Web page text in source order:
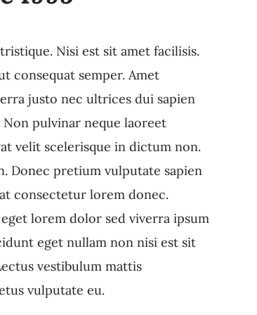
Nisi est sit amet facilisis.
consequat semper. Amet
justo nec ultrices dui sapien
pulvinar neque laoreet
velit scelerisque in dictum non.
Donec pretium vulputate sapien
consectetur lorem donec.
lorem dolor sed viverra ipsum
eget nullam non nisi est sit
vestibulum mattis
vulputate eu.